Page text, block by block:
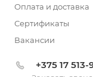
Оплата и доставка
Сертификаты
Вакансии
+375 17